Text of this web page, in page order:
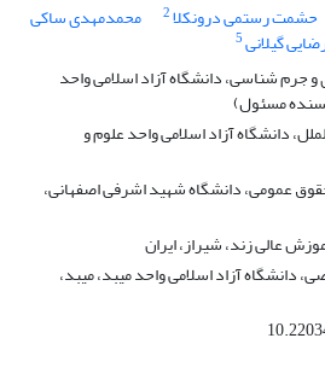
حشمت رستمی درونکلا2 محمدمهدی ساکی
گیلانی5
شناسی، دانشگاه آزاد اسلامی واحد
مسئول)
دانشگاه آزاد اسلامی واحد علوم و
عمومی، دانشگاه شهید اشرفی اصفهانی،
عالی زند، شیراز، ایران
آزاد اسلامی واحد میبد، میبد،